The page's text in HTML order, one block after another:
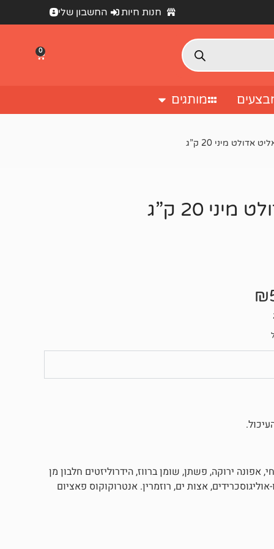
חנות חיות החשבון שלי
0
מותגים
מיני 20 ק”ג
20 ק”ג
₪
אפונה ירוקה, פשתן, שומן ברווז, הידרוליזטים חלבון מן
אצות ים, רוזמרין. אנטרוקוקוס פאציום